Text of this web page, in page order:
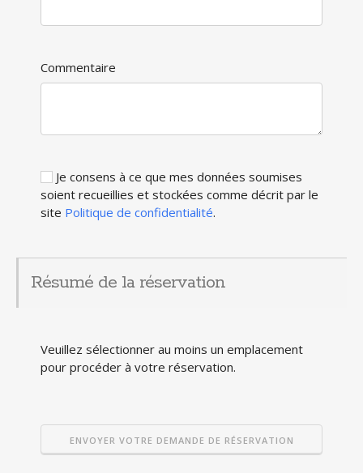
Commentaire
Je consens à ce que mes données soumises
soient recueillies et stockées comme décrit par le
site Politique de confidentialité.
Résumé de la réservation
Veuillez sélectionner au moins un emplacement
pour procéder à votre réservation.